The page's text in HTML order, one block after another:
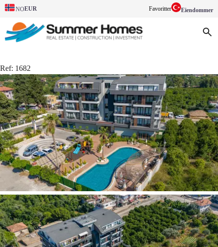
NOEUR Favoritter Eiendommer
Ref: 1682